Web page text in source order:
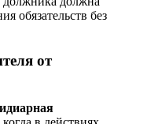
обязательств без
от